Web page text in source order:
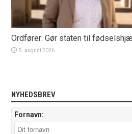
Ordfører: Gør staten til
5. august 2026
NYHEDSBREV
Fornavn: